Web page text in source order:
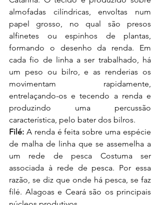
almofadas cilíndricas, envoltas num
papel grosso, no qual são presos
alfinetes ou espinhos de plantas,
formando o desenho da renda. Em
cada fio de linha a ser trabalhado, há
um peso ou bilro, e as renderias os
movimentam rapidamente,
entrelaçando-os e tecendo a renda e
produzindo uma percussão
característica, pelo bater dos bilros.
Filé: A renda é feita sobre uma espécie
de malha de linha que se assemelha a
um rede de pesca Costuma ser
associada à rede de pesca. Por essa
razão, se diz que onde há pesca, se faz
filé. Alagoas e Ceará são os principais